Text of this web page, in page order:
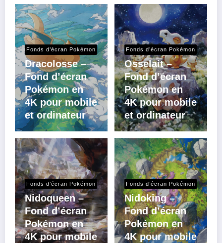
Fonds d’écran Pokémon
Dracolosse –
Fond d’écran
Pokémon en
4K pour mobile
et ordinateur
Fonds d’écran Pokémon
Osselait –
Fond d’écran
Pokémon en
4K pour mobile
et ordinateur
Fonds d’écran Pokémon
Nidoqueen –
Fond d’écran
Pokémon en
4K pour mobile
Fonds d’écran Pokémon
Nidoking –
Fond d’écran
Pokémon en
4K pour mobile